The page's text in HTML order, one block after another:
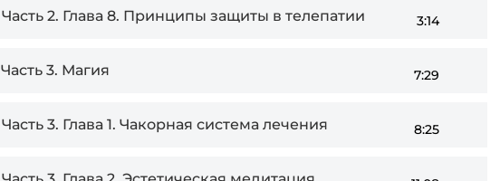
Часть 2. Глава 8. Принципы защиты в телепатии 3:14
Часть 3. Магия 7:29
Часть 3. Глава 1. Чакорная система лечения 8:25